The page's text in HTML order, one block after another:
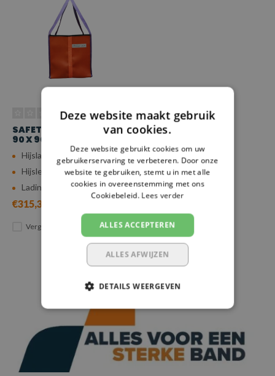
SAFETYLOAD HIJSZAK,
90 X 90 CM
Hijslast (7:1): 1,5 ton
Hijslengte: 1,55 m
Ladingruimte: 0,73 m³
€315,32
Vergelijk
Deze website maakt gebruik
van cookies.
Deze website gebruikt cookies om uw
gebruikerservaring te verbeteren. Door onze
website te gebruiken, stemt u in met alle
cookies in overeenstemming met ons
Cookiebeleid. Lees verder
ALLES ACCEPTEREN
ALLES AFWIJZEN
DETAILS WEERGEVEN